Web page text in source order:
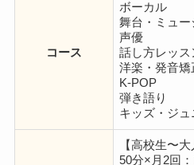
コース
ボーカル
舞台・ミュー
声優
話し方レッス
洋楽・発音矯
K-POP
弾き語り
キッズ・ジュ
【高校生〜大
50分×月2回